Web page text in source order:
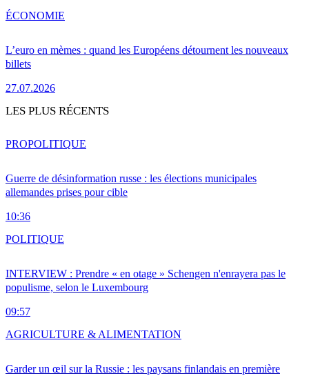
L’euro en mèmes : quand les Européens détournent les nouveaux
billets
27.07.2026
ÉCONOMIE
LES PLUS RÉCENTS
Guerre de désinformation russe : les élections municipales
allemandes prises pour cible
10:36
PROPOLITIQUE
INTERVIEW : Prendre « en otage » Schengen n'enrayera pas le
populisme, selon le Luxembourg
09:57
POLITIQUE
Garder un œil sur la Russie : les paysans finlandais en première
AGRICULTURE & ALIMENTATION